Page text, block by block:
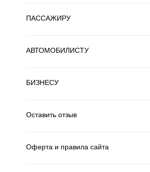
ПАССАЖИРУ
АВТОМОБИЛИСТУ
БИЗНЕСУ
Оставить отзыв
Оферта и правила сайта